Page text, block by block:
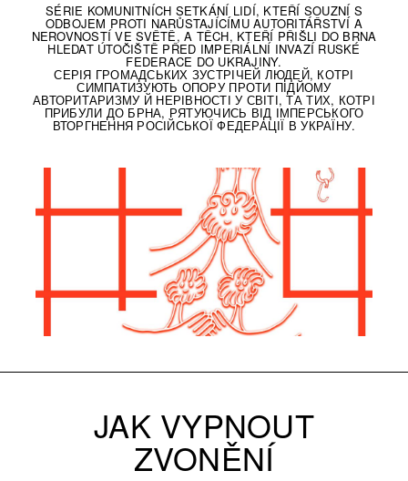
SÉRIE KOMUNITNÍCH SETKÁNÍ LIDÍ, KTEŘÍ SOUZNÍ S
ODBOJEM PROTI NARŮSTAJÍCÍMU AUTORITÁŘSTVÍ A
NEROVNOSTÍ VE SVĚTĚ, A TĚCH, KTEŘÍ PŘIŠLI DO BRNA
HLEDAT ÚTOČIŠTĚ PŘED IMPERIÁLNÍ INVAZÍ RUSKÉ
FEDERACE DO UKRAJINY.
СЕРІЯ ГРОМАДСЬКИХ ЗУСТРІЧЕЙ ЛЮДЕЙ, КОТРІ
СИМПАТИЗУЮТЬ ОПОРУ ПРОТИ ПІДЙОМУ
АВТОРИТАРИЗМУ Й НЕРІВНОСТІ У СВІТІ, ТА ТИХ, КОТРІ
ПРИБУЛИ ДО БРНА, РЯТУЮЧИСЬ ВІД ІМПЕРСЬКОГО
ВТОРГНЕННЯ РОСІЙСЬКОЇ ФЕДЕРАЦІЇ В УКРАЇНУ.
JAK VYPNOUT
ZVONĚNÍ